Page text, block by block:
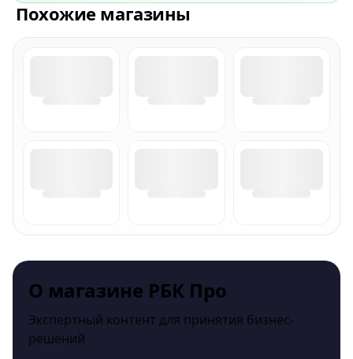
Похожие магазины
О магазине РБК Про
Экспертный контент для принятия бизнес-
решений